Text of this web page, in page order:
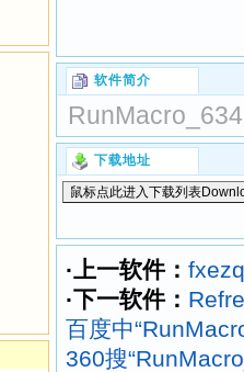
软件简介
下载地址
·上一软件：
·下一软件：
百度中
360搜